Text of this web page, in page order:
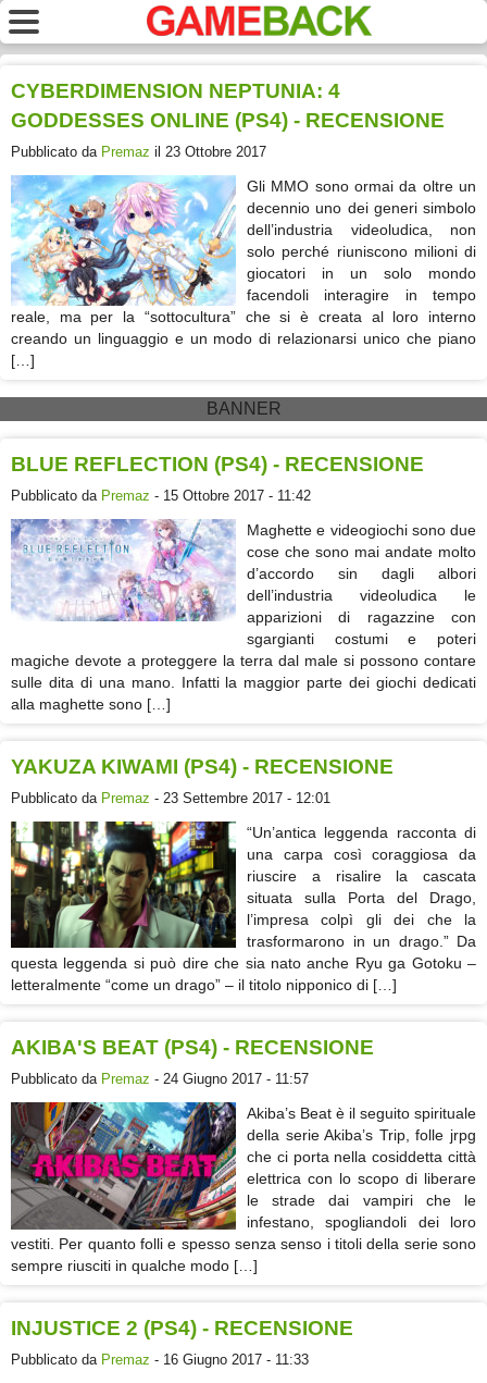
CYBERDIMENSION NEPTUNIA: 4
GODDESSES ONLINE (PS4) - RECENSIONE
Pubblicato da Premaz il 23 Ottobre 2017
Gli MMO sono ormai da oltre un
decennio uno dei generi simbolo
dell’industria videoludica, non
solo perché riuniscono milioni di
giocatori in un solo mondo
facendoli interagire in tempo
reale, ma per la “sottocultura” che si è creata al loro interno
creando un linguaggio e un modo di relazionarsi unico che piano
[…]
BANNER
BLUE REFLECTION (PS4) - RECENSIONE
Pubblicato da Premaz - 15 Ottobre 2017 - 11:42
Maghette e videogiochi sono due
cose che sono mai andate molto
d’accordo sin dagli albori
dell’industria videoludica le
apparizioni di ragazzine con
sgargianti costumi e poteri
magiche devote a proteggere la terra dal male si possono contare
sulle dita di una mano. Infatti la maggior parte dei giochi dedicati
alla maghette sono […]
YAKUZA KIWAMI (PS4) - RECENSIONE
Pubblicato da Premaz - 23 Settembre 2017 - 12:01
“Un’antica leggenda racconta di
una carpa così coraggiosa da
riuscire a risalire la cascata
situata sulla Porta del Drago,
l’impresa colpì gli dei che la
trasformarono in un drago.” Da
questa leggenda si può dire che sia nato anche Ryu ga Gotoku –
letteralmente “come un drago” – il titolo nipponico di […]
AKIBA'S BEAT (PS4) - RECENSIONE
Pubblicato da Premaz - 24 Giugno 2017 - 11:57
Akiba’s Beat è il seguito spirituale
della serie Akiba’s Trip, folle jrpg
che ci porta nella cosiddetta città
elettrica con lo scopo di liberare
le strade dai vampiri che le
infestano, spogliandoli dei loro
vestiti. Per quanto folli e spesso senza senso i titoli della serie sono
sempre riusciti in qualche modo […]
INJUSTICE 2 (PS4) - RECENSIONE
Pubblicato da Premaz - 16 Giugno 2017 - 11:33